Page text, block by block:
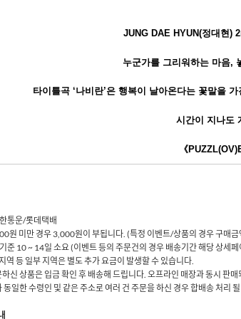
JUNG DAE HYUN(정대현)
누군가를 그리워하는 마음,
타이틀곡 ‘나비란’은 행복이 날아온다는 꽃말을
시간이 지나도
《
통운/롯데택배
원 미만 경우 3,000원이 부됩니다. (특정 이벤트/상품의 경우 구매
준 10 ~ 14일 소요 (이벤트 등의 주문건의 경우 배송기간 해당 상세페
역 등 일부 지역은 별도 추가 요금이 발생할 수 있습니다.
신 상품은 입금 확인 후 배송해 드립니다. 오프라인 매장과 동시 판
일한 수령인 및 같은 주소로 여러 건 주문을 하신 경우 합배송 처리